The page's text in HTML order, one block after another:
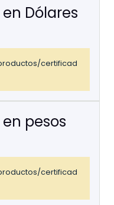
Dólares
certificad
pesos
certificad